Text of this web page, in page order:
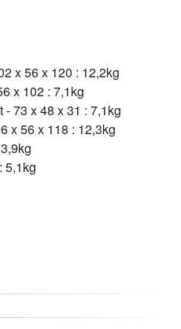
x 56 x 120 : 12,2kg
x 102 : 7,1kg
73 x 48 x 31 : 7,1kg
x 56 x 118 : 12,3kg
5,1kg